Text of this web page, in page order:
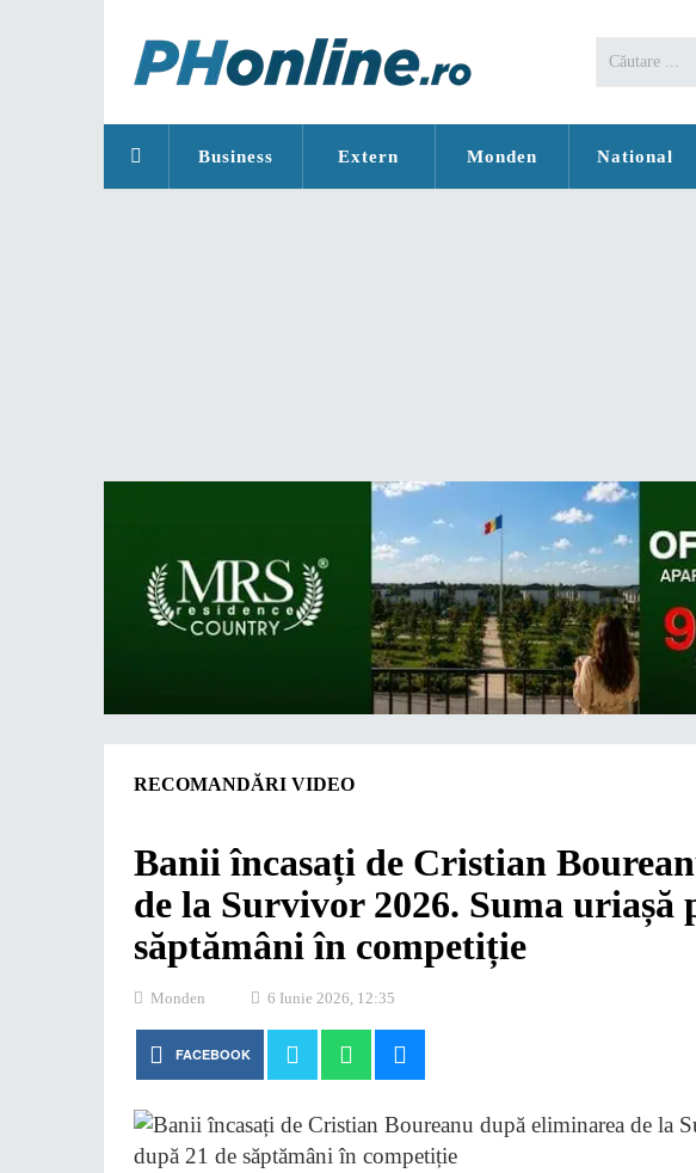
Business Extern Monden National
RECOMANDĂRI VIDEO
Banii încasați de Cristian
de la Survivor 2026. Suma
săptămâni în competiție
Monden 6 Iunie 2026, 12:35
FACEBOOK